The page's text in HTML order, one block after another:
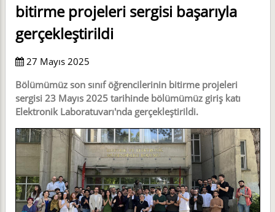
bitirme projeleri sergisi başarıyla
gerçekleştirildi
27 Mayıs 2025
Bölümümüz son sınıf öğrencilerinin bitirme projeleri
sergisi 23 Mayıs 2025 tarihinde bölümümüz giriş katı
Elektronik Laboratuvarı'nda gerçekleştirildi.